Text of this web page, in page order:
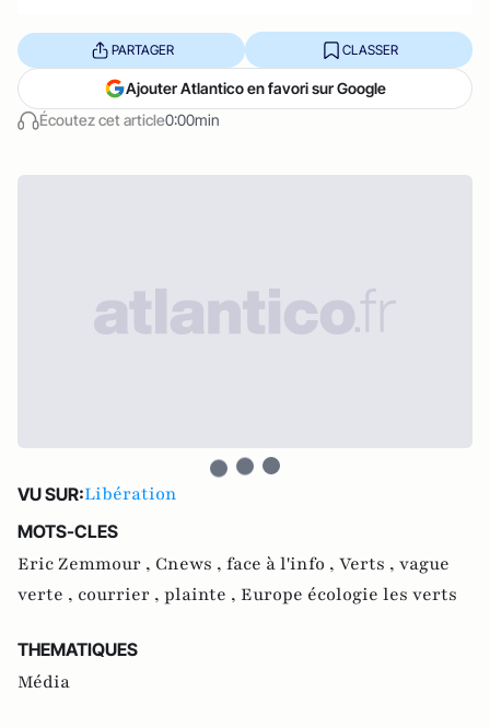
Écoutez cet article0:00min
PARTAGER CLASSER
Ajouter Atlantico en favori sur Google
VU SUR:Libération
MOTS-CLES
Eric Zemmour , Cnews , face à l'info , Verts , vague
verte , courrier , plainte , Europe écologie les verts
THEMATIQUES
Média